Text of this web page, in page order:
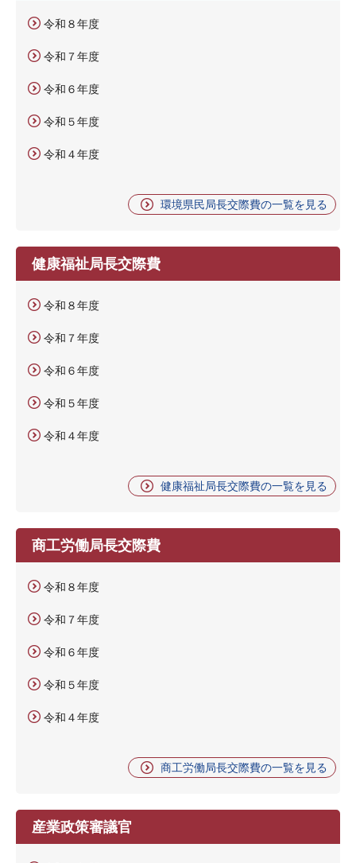
令和８年度
令和７年度
令和６年度
令和５年度
令和４年度
環境県民局長交際費の一覧を見る
健康福祉局長交際費
令和８年度
令和７年度
令和６年度
令和５年度
令和４年度
健康福祉局長交際費の一覧を見る
商工労働局長交際費
令和８年度
令和７年度
令和６年度
令和５年度
令和４年度
商工労働局長交際費の一覧を見る
産業政策審議官